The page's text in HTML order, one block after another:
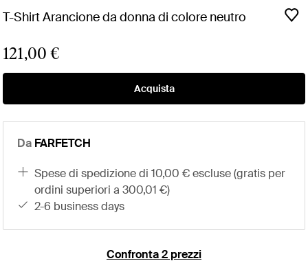
T-Shirt Arancione da donna di colore neutro
121,00 €
Acquista
Da FARFETCH
spese di spedizione di 10,00 € escluse (gratis per
ordini superiori a 300,01 €)
2-6 business days
Confronta 2 prezzi